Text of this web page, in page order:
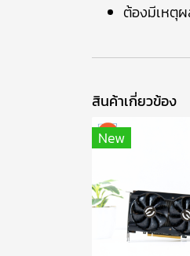
ต้องมีเหตุ
สินค้าเกี่ยวข้อง
New